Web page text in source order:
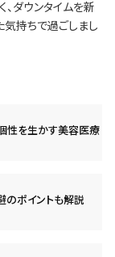
ダウンタイムを新
気持ちで過ごしまし
性を生かす美容医療
のポイントも解説